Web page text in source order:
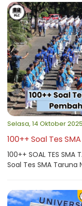
Selasa, 14 Oktober 2025
100++ Soal Tes
100++ SOAL TES SMA
Soal Tes SMA Taruna